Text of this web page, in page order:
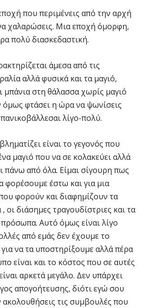
που περιμένεις από την αρχή
χαλαρώσεις. Μια εποχή όμορφη,
πολύ διασκεδαστική.
άμεσα από τις
αλλά φυσικά και τα μαγιό,
μπάνια στη θάλασσα χωρίς μαγιό
όμως φτάσει η ώρα να ψωνίσεις
λίγο-πολύ.
είναι το γεγονός που
μαγιό που να σε κολακεύει αλλά
πάνω από όλα. Είμαι σίγουρη πως
φορέσουμε έστω και για μια
φορούν και διαφημίζουν τα
οι διάσημες τραγουδίστριες και τα
Αυτό όμως είναι λίγο
από εμάς δεν έχουμε το
να τα υποστηρίξουμε αλλά πέρα
είναι και το κόστος που σε αυτές
αρκετά μεγάλο. Δεν υπάρχει
απογοήτευσης, διότι εγώ σου
τις συμβουλές που